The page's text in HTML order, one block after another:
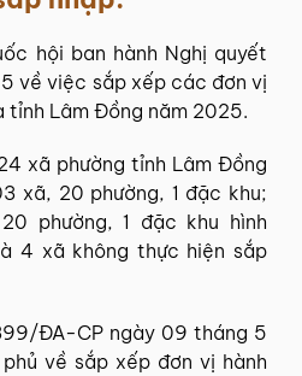
hội ban hành Nghị quyết
về việc sắp xếp các đơn vị
tỉnh Lâm Đồng năm 2025.
xã phường tỉnh Lâm Đồng
xã, 20 phường, 1 đặc khu;
phường, 1 đặc khu hình
4 xã không thực hiện sắp
ĐA-CP ngày 09 tháng 5
về sắp xếp đơn vị hành